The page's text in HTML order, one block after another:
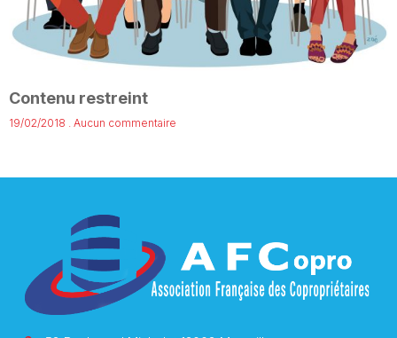
Contenu restreint
19/02/2018 Aucun commentaire